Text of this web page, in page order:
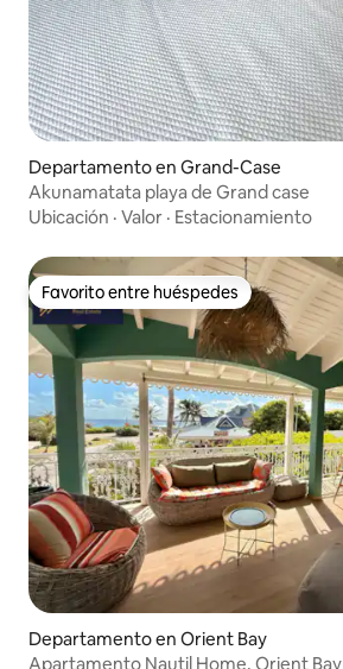
Departamento en Grand-Case
Akunamatata playa de Grand case
Ubicación · Valor · Estacionamiento
Favorito entre huéspedes
Favorito entre huéspedes
Departamento en Orient Bay
Apartamento Nautil Home, Orient Bay